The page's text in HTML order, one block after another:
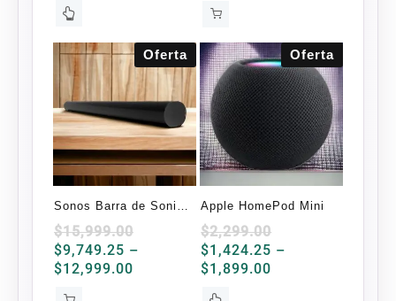
$291.75
$389.00
Este
tiene
múltiples
variantes.
Las
opciones
se
pueden
elegir
en
la
página
$4,299.00
Oferta
Sonos Barra de Sonido
Arc WiFi Negro con
Dolby Atmos
$15,999.00
$9,749.25 –
$12,999.00
Oferta
Apple HomePod Mini
$2,299.00
$1,424.25 –
$1,899.00
Este